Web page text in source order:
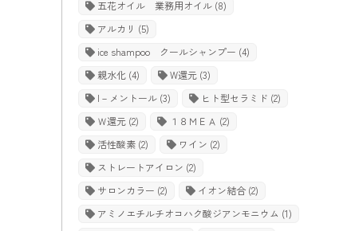
五花オイル 業務用オイル (8)
アルカリ (5)
ice shampoo クールシャンプー (4)
親水化 (4) W還元 (3)
l－メントール (3) ヒト型セラミド (2)
Ｗ還元 (2) １８ＭＥＡ (2)
活性酸素 (2) ワイン (2)
ストレートアイロン (2)
サロンカラー (2) イオン結合 (2)
アミノエチルチオコハク酸ジアンモニウム (1)